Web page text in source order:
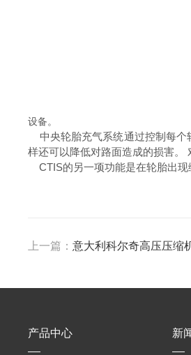
设备。
中央轮胎充气系统通过控制每个
样还可以降低对路面造成的损害。
CTIS的另一项功能是在轮胎出现
上一篇：意大利科尔奇高压压缩
产品中心 新